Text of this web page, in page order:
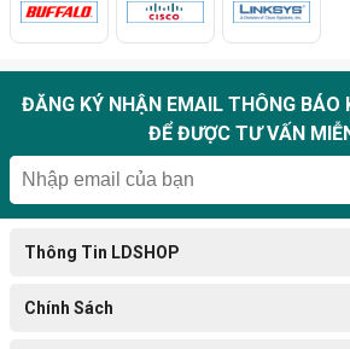
ĐĂNG KÝ NHẬN EMAIL THÔNG BÁO
ĐỂ ĐƯỢC TƯ VẤN
Thông Tin LDSHOP
Chính Sách